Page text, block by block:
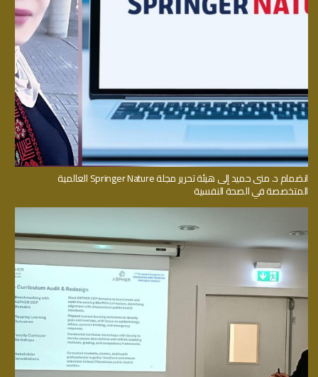
انضمام د. منى حميد إلى هيئة تحرير مجلة Springer Nature العالمية
المتخصصة في الصحة النفسية